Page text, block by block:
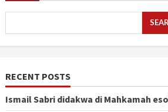
RECENT POSTS
Ismail Sabri didakwa di Mahkamah